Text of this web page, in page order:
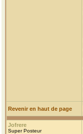
Revenir en haut de page
Jofrere
Super Posteur